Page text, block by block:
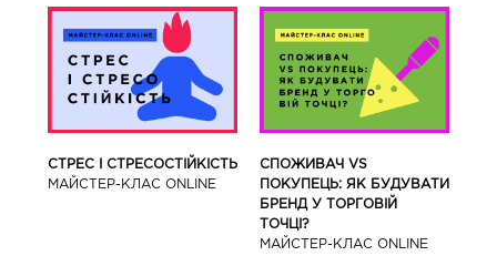
СТРЕС І СТРЕСОСТІЙКІСТЬ
МАЙСТЕР-КЛАС ONLINE
СПОЖИВАЧ VS
ПОКУПЕЦЬ: ЯК БУДУВАТИ
БРЕНД У ТОРГОВІЙ
ТОЧЦІ?
МАЙСТЕР-КЛАС ONLINE